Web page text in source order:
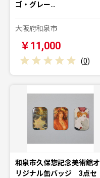
ゴ・グレー…
大阪府和泉市
￥11,000
(0)
和泉市久保惣記念美術館オ
リジナル缶バッジ 3点セ